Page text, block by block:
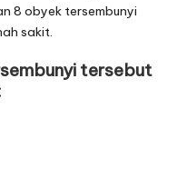
8 obyek tersembunyi
sakit.
tersebut